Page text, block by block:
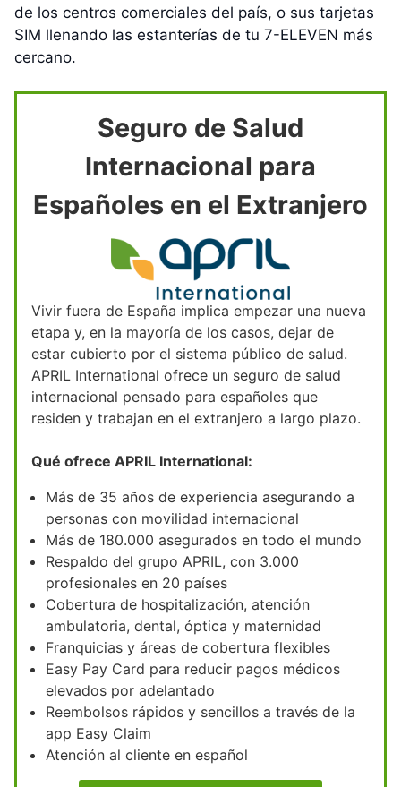
de los centros comerciales del país, o sus tarjetas
SIM llenando las estanterías de tu 7-ELEVEN más
cercano.
Seguro de Salud
Internacional para
Españoles en el Extranjero
Vivir fuera de España implica empezar una nueva
etapa y, en la mayoría de los casos, dejar de
estar cubierto por el sistema público de salud.
APRIL International ofrece un seguro de salud
internacional pensado para españoles que
residen y trabajan en el extranjero a largo plazo.
Qué ofrece APRIL International:
Más de 35 años de experiencia asegurando a
personas con movilidad internacional
Más de 180.000 asegurados en todo el mundo
Respaldo del grupo APRIL, con 3.000
profesionales en 20 países
Cobertura de hospitalización, atención
ambulatoria, dental, óptica y maternidad
Franquicias y áreas de cobertura flexibles
Easy Pay Card para reducir pagos médicos
elevados por adelantado
Reembolsos rápidos y sencillos a través de la
app Easy Claim
Atención al cliente en español